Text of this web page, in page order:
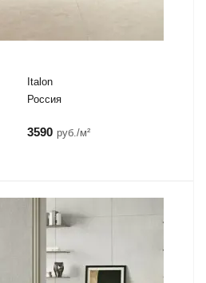
Italon
Россия
3590 руб./м²